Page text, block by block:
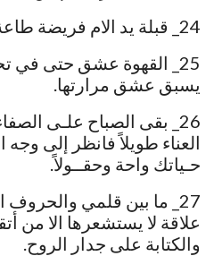
24_ قبلة يد الام فريضة طاعة لا تقبل التأجيل.
25_ القهوة عشق حتى في
يسبق عشق مرارتها.
26_ بقى الصباح علـى
العناء طويلاً فانظر إلى
حـياتك واحة وحقــولاً.
27_ ما بين قلمي
علاقة لا يستشعرها الا من
والكتابة على جدار الروح.